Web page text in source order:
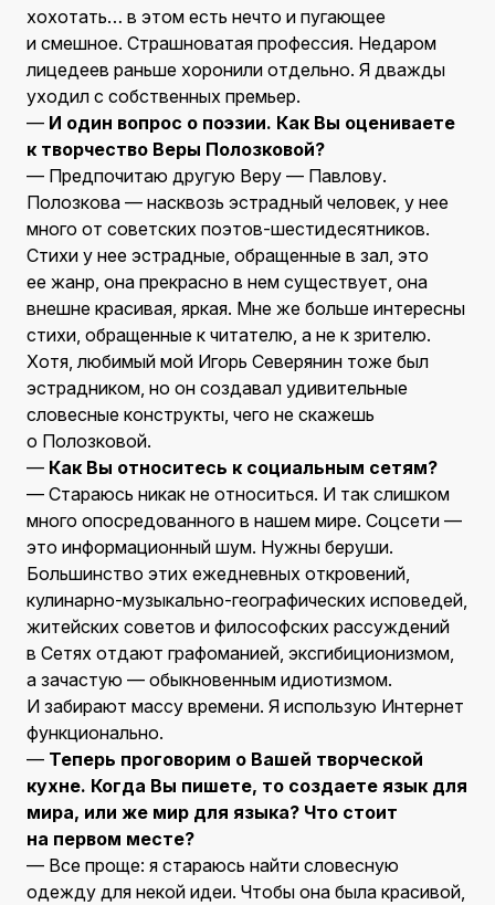
хохотать… в этом есть нечто и пугающее
и смешное. Страшноватая профессия. Недаром
лицедеев раньше хоронили отдельно. Я дважды
уходил с собственных премьер.
— И один вопрос о поэзии. Как Вы оцениваете
к творчество Веры Полозковой?
— Предпочитаю другую Веру — Павлову.
Полозкова — насквозь эстрадный человек, у нее
много от советских поэтов-шестидесятников.
Стихи у нее эстрадные, обращенные в зал, это
ее жанр, она прекрасно в нем существует, она
внешне красивая, яркая. Мне же больше интересны
стихи, обращенные к читателю, а не к зрителю.
Хотя, любимый мой Игорь Северянин тоже был
эстрадником, но он создавал удивительные
словесные конструкты, чего не скажешь
о Полозковой.
— Как Вы относитесь к социальным сетям?
— Стараюсь никак не относиться. И так слишком
много опосредованного в нашем мире. Соцсети —
это информационный шум. Нужны беруши.
Большинство этих ежедневных откровений,
кулинарно-музыкально-географических исповедей,
житейских советов и философских рассуждений
в Сетях отдают графоманией, эксгибиционизмом,
а зачастую — обыкновенным идиотизмом.
И забирают массу времени. Я использую Интернет
функционально.
— Теперь проговорим о Вашей творческой
кухне. Когда Вы пишете, то создаете язык для
мира, или же мир для языка? Что стоит
на первом месте?
— Все проще: я стараюсь найти словесную
одежду для некой идеи. Чтобы она была красивой,